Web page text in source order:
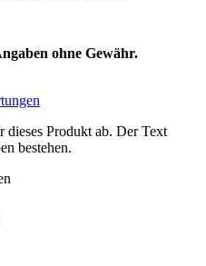
ohne Gewähr.
dieses Produkt ab. Der Text
bestehen.